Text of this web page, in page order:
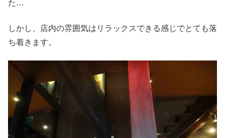
た…
しかし、店内の雰囲気はリラックスできる感じでとても落
ち着きます。